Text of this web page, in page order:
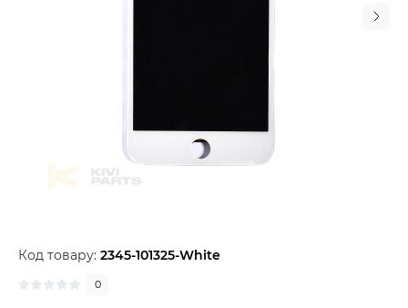
Код товару: 2345-101325-White
0